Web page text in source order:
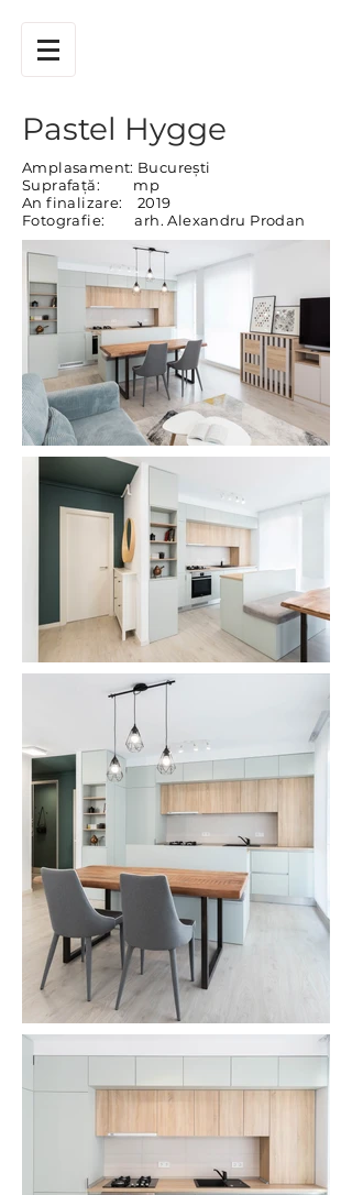
Pastel Hygge
Amplasament: București
Suprafață: mp
An finalizare: 2019
Fotografie: arh. Alexandru Prodan